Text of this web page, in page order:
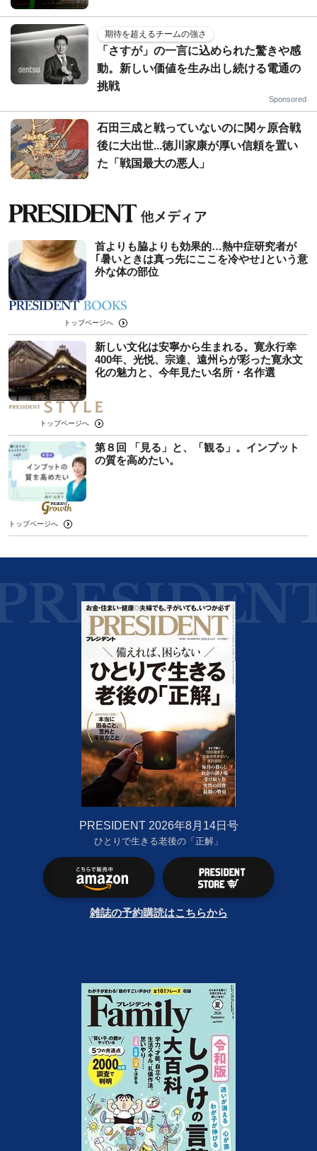
期待を超えるチームの強さ
「さすが」の一言に込められた驚きや感
動。新しい価値を生み出し続ける電通の
挑戦
Sponsored
石田三成と戦っていないのに関ヶ原合戦
後に大出世...徳川家康が厚い信頼を置い
た「戦国最大の悪人」
首よりも脇よりも効果的…熱中症研究者が
｢暑いときは真っ先にここを冷やせ｣という意
外な体の部位
トップページへ
新しい文化は安寧から生まれる。寛永行幸
400年、光悦、宗達、遠州らが彩った寛永文
化の魅力と、今年見たい名所・名作選
トップページへ
第８回 「見る」と、「観る」。インプット
の質を高めたい。
トップページへ
PRESIDENT 2026年8月14日号
ひとりで生きる老後の「正解」
雑誌の予約購読はこちらから